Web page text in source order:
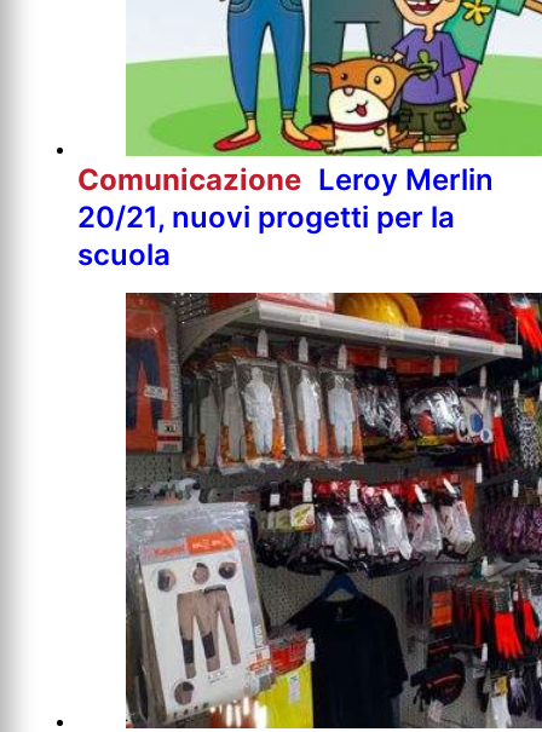
Comunicazione Leroy Merlin
20/21, nuovi progetti per la
scuola